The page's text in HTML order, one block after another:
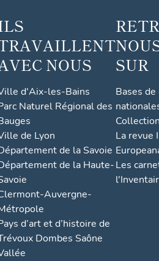
NOUS
d'Aix-les-Bains
Naturel Régional des
de Lyon
de la Savoie
de la Haute-
Auvergne-
d’art et d’histoire de
Dombes Saône
SUR
Bases
La revue
Les